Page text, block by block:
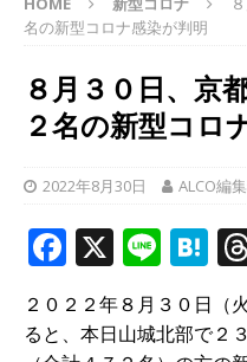
名の新型コロナ感染が判明
８月３０日、京
２名の新型コロ
2022年8月30日 ALCO編
F
a
c
X Li
n
e
H
at
e
２０２２年８月３０日（
ると、本日山城北部で２